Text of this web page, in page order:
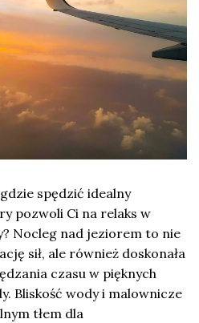
spędzić idealny
pozwoli Ci na relaks w
Nocleg nad jeziorem to nie
sił, ale również doskonała
czasu w pięknych
Bliskość wody i malownicze
tłem dla